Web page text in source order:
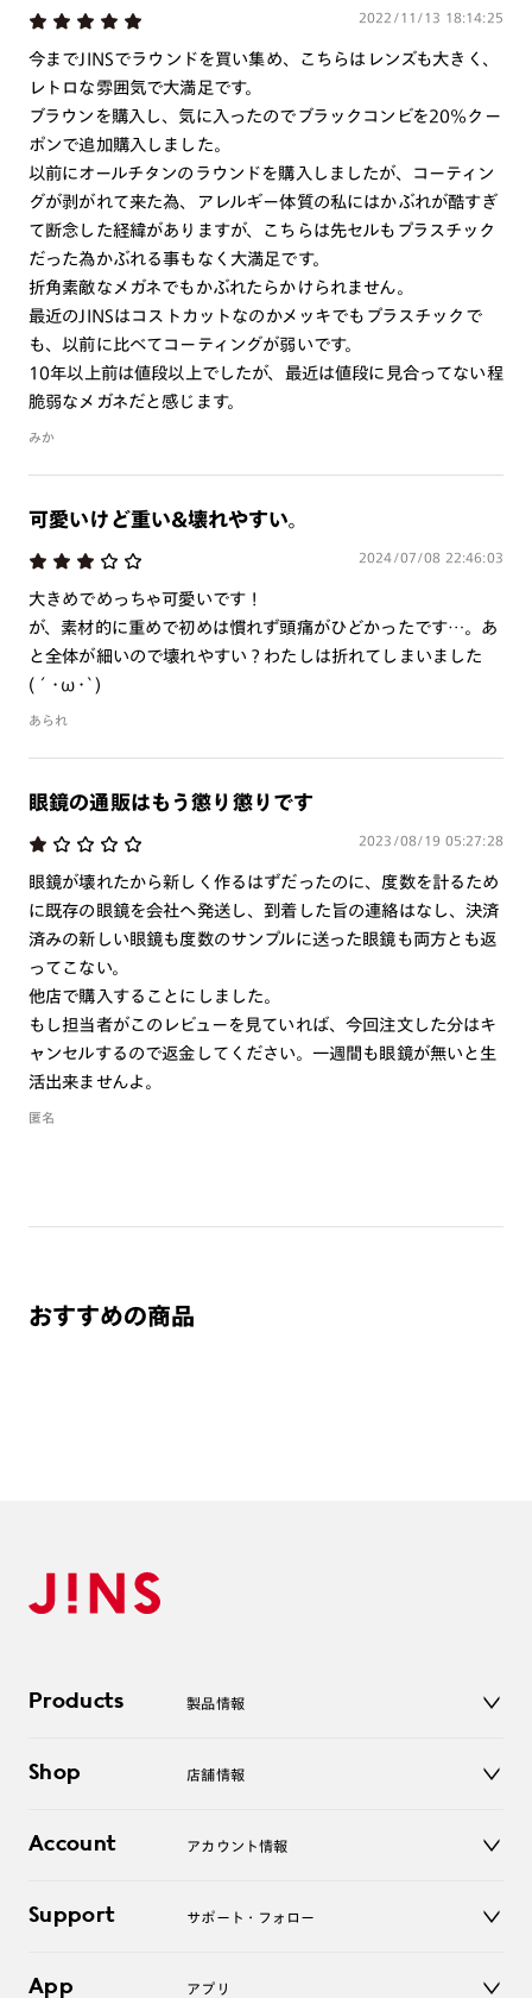
ご注文の手順は以下をご参照ください。
1. カート画面内「レンズ選択へ」ボタンより「度つきレン
ズまたは店舗でレンズ作成」を選択
2. 遠近レンズより「遠近両用」を選択のうえ、購入手続き
画面へ
3. 「度数がわからない方・店舗でレンズ作成」を選択
※オプションレンズと組み合わせた遠近両用（累進）レンズはオンラインシ
※フレームの天地幅は30mm以上推奨です。その他注意事項はレンズガイド
をご参照ください。
※JINS極上遠近レンズは追加料金22,000円（税込み）を頂戴いたします。
※単焦点レンズでレンズ交換券を選択の場合、店舗で遠近両用代5,500円
2022/11/13 18:14:25
今までJINSでラウンドを買い集め、こちらはレンズも大きく、
レトロな雰囲気で大満足です。
ブラウンを購入し、気に入ったのでブラックコンビを20%クー
ポンで追加購入しました。
以前にオールチタンのラウンドを購入しましたが、コーティン
グが剥がれて来た為、アレルギー体質の私にはかぶれが酷すぎ
て断念した経緯がありますが、こちらは先セルもプラスチック
だった為かぶれる事もなく大満足です。
折角素敵なメガネでもかぶれたらかけられません。
最近のJINSはコストカットなのかメッキでもプラスチックで
も、以前に比べてコーティングが弱いです。
10年以上前は値段以上でしたが、最近は値段に見合ってない程
脆弱なメガネだと感じます。
みか
可愛いけど重い&壊れやすい。
2024/07/08 22:46:03
大きめでめっちゃ可愛いです！
が、素材的に重めで初めは慣れず頭痛がひどかったです…。あ
と全体が細いので壊れやすい？わたしは折れてしまいました
(´･ω･`)
あられ
眼鏡の通販はもう懲り懲りです
2023/08/19 05:27:28
眼鏡が壊れたから新しく作るはずだったのに、度数を計るため
に既存の眼鏡を会社へ発送し、到着した旨の連絡はなし、決済
済みの新しい眼鏡も度数のサンプルに送った眼鏡も両方とも返
ってこない。
他店で購入することにしました。
もし担当者がこのレビューを見ていれば、今回注文した分はキ
ャンセルするので返金してください。一週間も眼鏡が無いと生
活出来ませんよ。
匿名
おすすめの商品
Products 製品情報
サングラス
コンタクトレンズ
アクセサリー
Shop 店舗情報
オンラインショップ
Account アカウント情報
ログアウト
Support サポート・フォロー
よくあるご質問
App アプリ